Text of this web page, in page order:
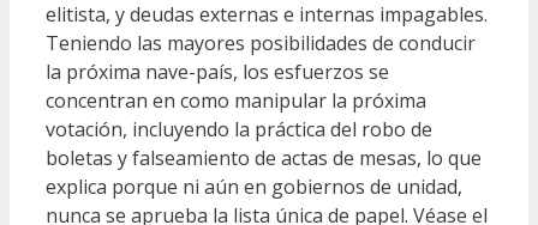
elitista, y deudas externas e internas impagables.
Teniendo las mayores posibilidades de conducir
la próxima nave-país, los esfuerzos se
concentran en como manipular la próxima
votación, incluyendo la práctica del robo de
boletas y falseamiento de actas de mesas, lo que
explica porque ni aún en gobiernos de unidad,
nunca se aprueba la lista única de papel. Véase el